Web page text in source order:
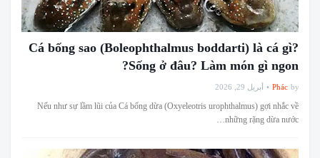
Cá bống sao (Boleophthalmus boddarti) là cá gì?
Sống ở đâu? Làm món gì ngon?
by
Phác أبريل 29, 2026
Nếu như sự lầm lũi của Cá bống dừa (Oxyeleotris urophthalmus) gợi nhắc về
những rặng dừa nước…